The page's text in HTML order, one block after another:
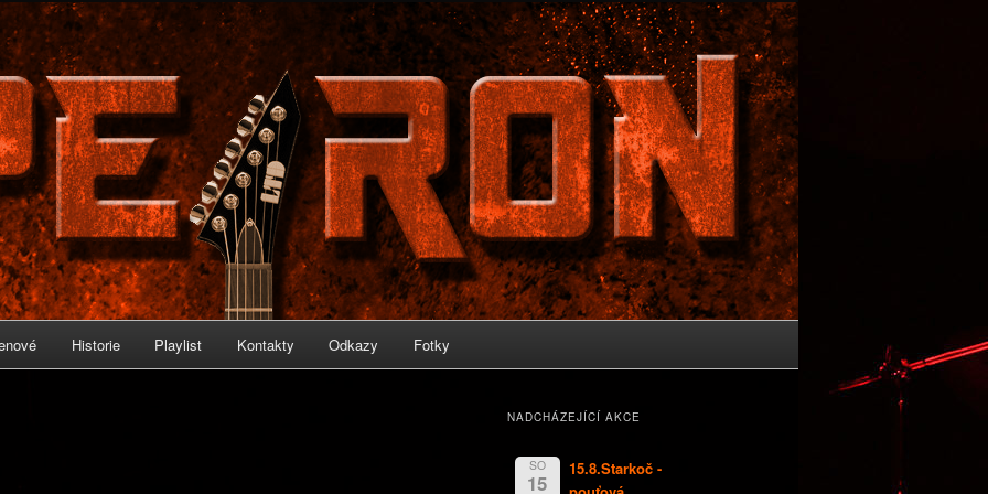
Historie Playlist Kontakty Odkazy Fotky
NADCHÁZEJÍCÍ AKCE
SO
15
15.8.Starkoč -